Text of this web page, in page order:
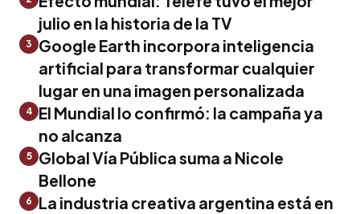
julio en la historia de la TV
3
Google Earth incorpora inteligencia
artificial para transformar cualquier
lugar en una imagen personalizada
4 El Mundial lo confirmó: la campaña ya
no alcanza
5
Global Vía Pública suma a Nicole
Bellone
6
La industria creativa argentina está en